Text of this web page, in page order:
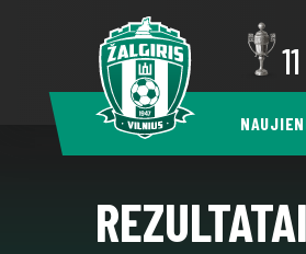
11
REZULTATAI